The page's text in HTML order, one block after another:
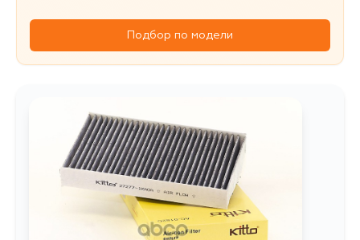
Подбор по модели